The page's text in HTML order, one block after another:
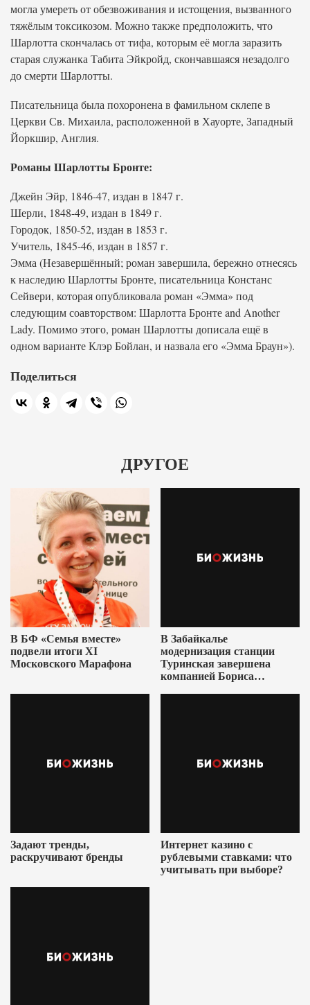
могла умереть от обезвоживания и истощения, вызванного
тяжёлым токсикозом. Можно также предположить, что
Шарлотта скончалась от тифа, которым её могла заразить
старая служанка Табита Эйкройд, скончавшаяся незадолго
до смерти Шарлотты.
Писательница была похоронена в фамильном склепе в
Церкви Св. Михаила, расположенной в Хауорте, Западный
Йоркшир, Англия.
Романы Шарлотты Бронте:
Джейн Эйр, 1846-47, издан в 1847 г.
Шерли, 1848-49, издан в 1849 г.
Городок, 1850-52, издан в 1853 г.
Учитель, 1845-46, издан в 1857 г.
Эмма (Незавершённый; роман завершила, бережно отнесясь
к наследию Шарлотты Бронте, писательница Констанс
Сейвери, которая опубликовала роман «Эмма» под
следующим соавторством: Шарлотта Бронте and Another
Lady. Помимо этого, роман Шарлотты дописала ещё в
одном варианте Клэр Бойлан, и назвала его «Эмма Браун»).
Поделиться
ДРУГОЕ
В БФ «Семья вместе»
подвели итоги XI
Московского Марафона
В Забайкалье
модернизация станции
Туринская завершена
компанией Бориса
Задают тренды,
раскручивают бренды
Интернет казино с
рублевыми ставками: что
учитывать при выборе?